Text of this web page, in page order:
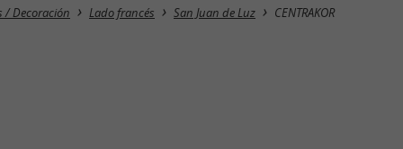
/ Decoración Lado francés San Juan de Luz CENTRAKOR